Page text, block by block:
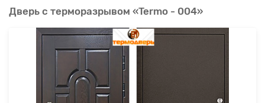
Дверь с терморазрывом «Termo - 004»